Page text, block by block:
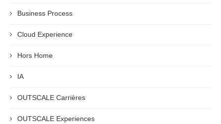
Business Process
Cloud Experience
Hors Home
IA
OUTSCALE Carrières
OUTSCALE Experiences